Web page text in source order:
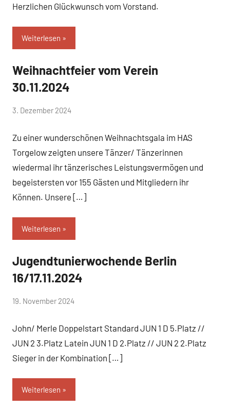
Herzlichen Glückwunsch vom Vorstand.
Weiterlesen
Uncategorized
Weihnachtfeier vom Verein
30.11.2024
von
Schwarz-
Stollhoff
3. Dezember 2024
Zu einer wunderschönen Weihnachtsgala im HAS
Torgelow zeigten unsere Tänzer/ Tänzerinnen
wiedermal ihr tänzerisches Leistungsvermögen und
begeistersten vor 155 Gästen und Mitgliedern ihr
Können. Unsere […]
Weiterlesen
Uncategorized
Jugendtunierwochende Berlin
16/17.11.2024
von
Schwarz-
Stollhoff
19. November 2024
John/ Merle Doppelstart Standard JUN 1 D 5.Platz //
JUN 2 3.Platz Latein JUN 1 D 2.Platz // JUN 2 2.Platz
Sieger in der Kombination […]
Weiterlesen